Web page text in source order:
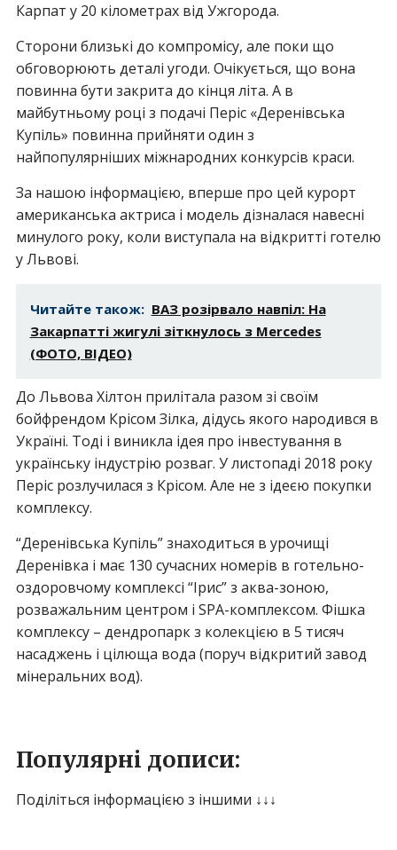
Карпат у 20 кілометрах від Ужгорода.
Сторони близькі до компромісу, але поки що
обговорюють деталі угоди. Очікується, що вона
повинна бути закрита до кінця літа. А в
майбутньому році з подачі Періс «Деренівська
Купіль» повинна прийняти один з
найпопулярніших міжнародних конкурсів краси.
За нашою інформацією, вперше про цей курорт
американська актриса і модель дізналася навесні
минулого року, коли виступала на відкритті готелю
у Львові.
Читайте також: ВАЗ розірвало навпіл: На
Закарпатті жигулі зіткнулось з Mercedes
(ФОТО, ВІДЕО)
До Львова Хілтон прилітала разом зі своїм
бойфрендом Крісом Зілка, дідусь якого народився в
Україні. Тоді і виникла ідея про інвестування в
українську індустрію розваг. У листопаді 2018 року
Періс розлучилася з Крісом. Але не з ідеєю покупки
комплексу.
“Деренівська Купіль” знаходиться в урочищі
Деренівка і має 130 сучасних номерів в готельно-
оздоровчому комплексі “Ірис” з аква-зоною,
розважальним центром і SPA-комплексом. Фішка
комплексу – дендропарк з колекцією в 5 тисяч
насаджень і цілюща вода (поруч відкритий завод
мінеральних вод).
Популярні дописи:
Поділіться інформацією з іншими ↓↓↓